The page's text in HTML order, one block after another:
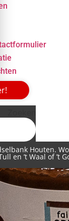
Houten.
en ’t Waal of ’t